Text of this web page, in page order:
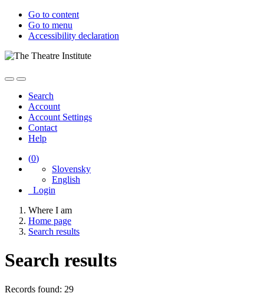
Go to content
Go to menu
Accessibility declaration
Search
Account
Account Settings
Contact
Help
(0)
Slovensky
English
Login
Where I am
Home page
Search results
Search results
Records found: 29